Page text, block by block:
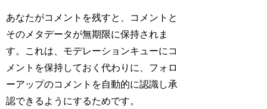
あなたがコメントを残すと、コメントと
そのメタデータが無期限に保持されま
す。これは、モデレーションキューにコ
メントを保持しておく代わりに、フォロ
ーアップのコメントを自動的に認識し承
認できるようにするためです。